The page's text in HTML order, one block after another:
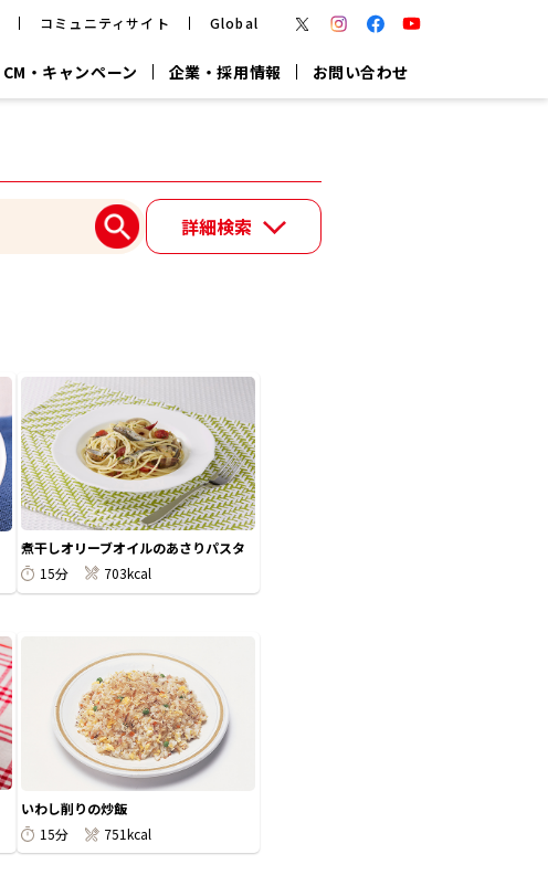
コミュニティサイト Global
CM・キャンペーン 企業・採用情報 お問い合わせ
だし粉
白だし 専用調味料 鍋つゆ
ヤマキの
割烹白だし
ジョブリターン制
詳細検索
煮干しオリーブオイルのあさりパスタ
15分
703kcal
いわし削りの炒飯
15分
751kcal